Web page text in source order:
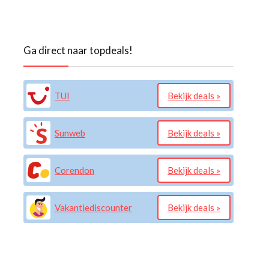
Ga direct naar topdeals!
TUI Bekijk deals »
Sunweb Bekijk deals »
Corendon Bekijk deals »
Vakantiediscounter Bekijk deals »